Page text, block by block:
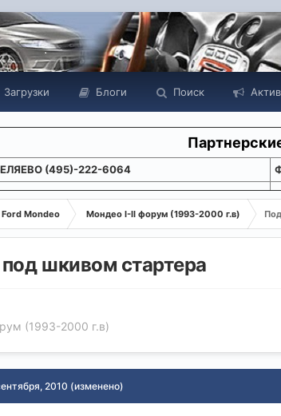
Загрузки Блоги Поиск
(495)-222-6064
Ford Mondeo Мондео I-II форум (1993-2000 г.в)
шкивом стартера
(1993-2000 г.в)
2010 (изменено)